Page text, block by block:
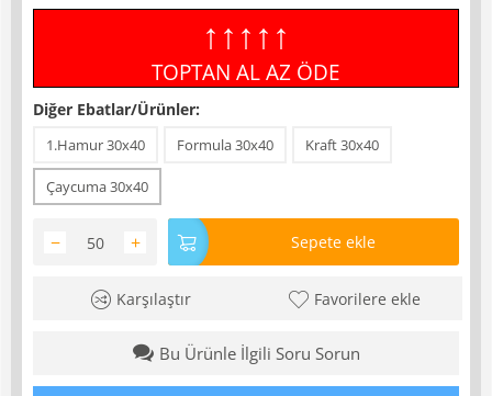
↑↑↑↑↑
TOPTAN AL AZ ÖDE
Diğer Ebatlar/Ürünler:
1.Hamur 30x40 Formula 30x40 Kraft 30x40
Çaycuma 30x40
+
− Sepete ekle
Karşılaştır Favorilere ekle
Bu Ürünle İlgili Soru Sorun